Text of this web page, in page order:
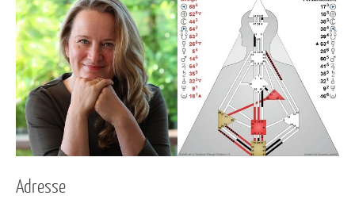
Adresse